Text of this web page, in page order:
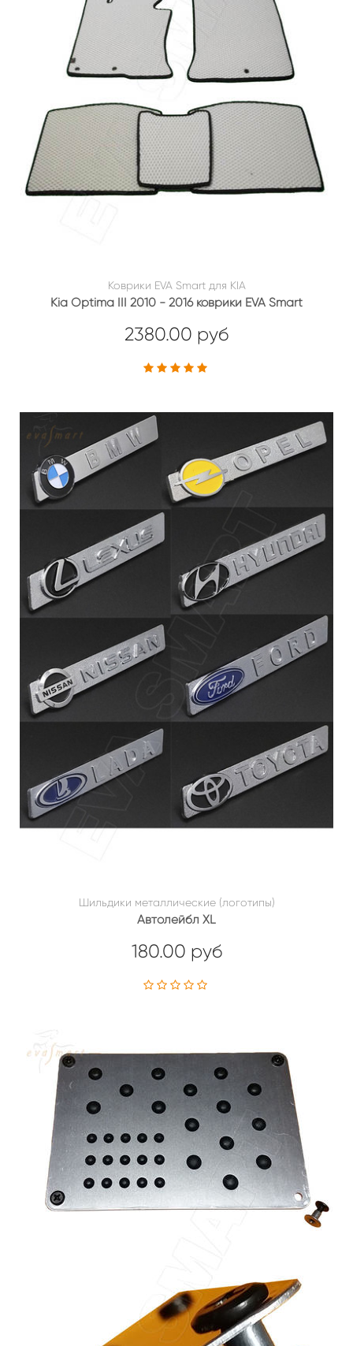
Коврики EVA Smart для KIA
Kia Optima III 2010 - 2016 коврики EVA Smart
2380.00 руб
Шильдики металлические (логотипы)
Автолейбл XL
180.00 руб